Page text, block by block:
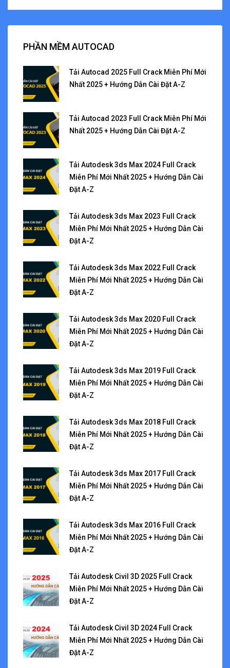
PHẦN MỀM AUTOCAD
Tải Autocad 2025 Full Crack Miễn Phí Mới
Nhất 2025 + Hướng Dẫn Cài Đặt A-Z
Tải Autocad 2023 Full Crack Miễn Phí Mới
Nhất 2025 + Hướng Dẫn Cài Đặt A-Z
Tải Autodesk 3ds Max 2024 Full Crack
Miễn Phí Mới Nhất 2025 + Hướng Dẫn Cài
Đặt A-Z
Tải Autodesk 3ds Max 2023 Full Crack
Miễn Phí Mới Nhất 2025 + Hướng Dẫn Cài
Đặt A-Z
Tải Autodesk 3ds Max 2022 Full Crack
Miễn Phí Mới Nhất 2025 + Hướng Dẫn Cài
Đặt A-Z
Tải Autodesk 3ds Max 2020 Full Crack
Miễn Phí Mới Nhất 2025 + Hướng Dẫn Cài
Đặt A-Z
Tải Autodesk 3ds Max 2019 Full Crack
Miễn Phí Mới Nhất 2025 + Hướng Dẫn Cài
Đặt A-Z
Tải Autodesk 3ds Max 2018 Full Crack
Miễn Phí Mới Nhất 2025 + Hướng Dẫn Cài
Đặt A-Z
Tải Autodesk 3ds Max 2017 Full Crack
Miễn Phí Mới Nhất 2025 + Hướng Dẫn Cài
Đặt A-Z
Tải Autodesk 3ds Max 2016 Full Crack
Miễn Phí Mới Nhất 2025 + Hướng Dẫn Cài
Đặt A-Z
Tải Autodesk Civil 3D 2025 Full Crack
Miễn Phí Mới Nhất 2025 + Hướng Dẫn Cài
Đặt A-Z
Tải Autodesk Civil 3D 2024 Full Crack
Miễn Phí Mới Nhất 2025 + Hướng Dẫn Cài
Đặt A-Z